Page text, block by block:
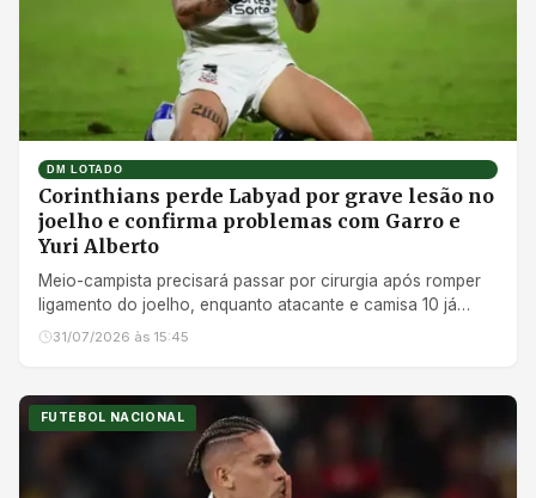
DM LOTADO
Corinthians perde Labyad por grave lesão no
joelho e confirma problemas com Garro e
Yuri Alberto
Meio-campista precisará passar por cirurgia após romper
ligamento do joelho, enquanto atacante e camisa 10 já
iniciaram tratamento
31/07/2026 às 15:45
FUTEBOL NACIONAL